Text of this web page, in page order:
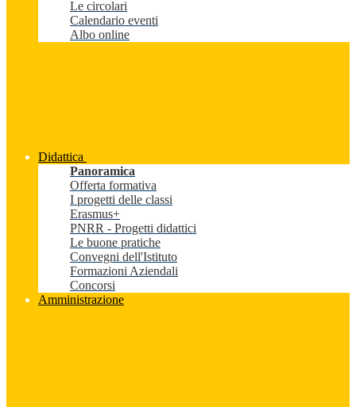
Le circolari
Calendario eventi
Albo online
Didattica
Panoramica
Offerta formativa
I progetti delle classi
Erasmus+
PNRR - Progetti didattici
Le buone pratiche
Convegni dell'Istituto
Formazioni Aziendali
Concorsi
Amministrazione